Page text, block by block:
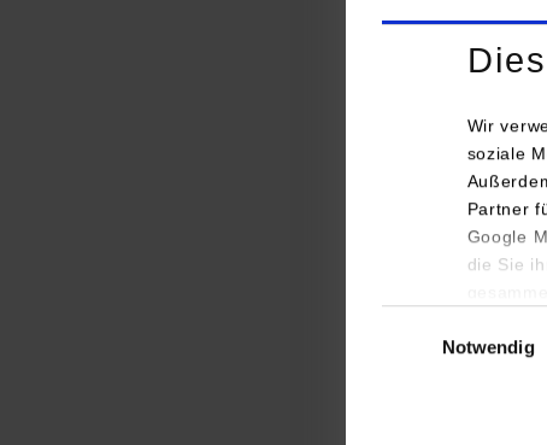
Wir
soziale
Partner
Google
die Sie
Notwendig
Somit ist die
Zuge des
richtet sich an die
Krankenhäusern
„Damit leisten wir
dynamischsten
zweiten